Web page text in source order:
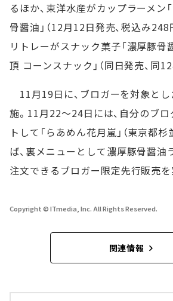
るほか、東洋水産がカップラーメン
骨醤油」（12月12日発売、税込み248
リトレーがスナック菓子「濃厚豚骨
頂 コーンスナック」（同日発売、同
11月19日に、ブロガーを対象と
施。11月22～24日には、自分のブ
トして「らあめん花月嵐」（東京都
ば、裏メニューとして濃厚豚骨醤油
注文できるブロガー限定先行販売を
Copyright © ITmedia, Inc. All Rights Reserved.
関連情報